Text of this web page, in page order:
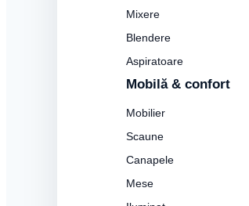
Mixere
Blendere
Aspiratoare
Mobilă & confort
Mobilier
Scaune
Canapele
Mese